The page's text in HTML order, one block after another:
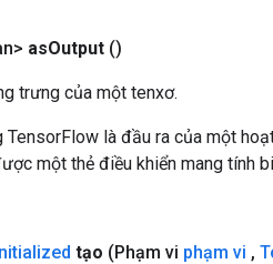
asOutput ()
trưng của một tenxơ.
là đầu ra của một
một thẻ điều khiển mang tính
tạo (Phạm vi phạm vi ,